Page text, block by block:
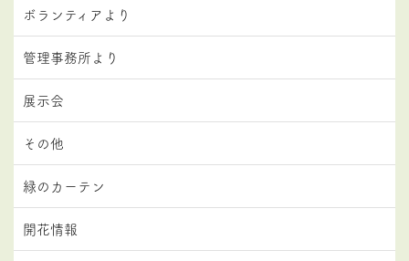
ボランティアより
管理事務所より
展示会
その他
緑のカーテン
開花情報